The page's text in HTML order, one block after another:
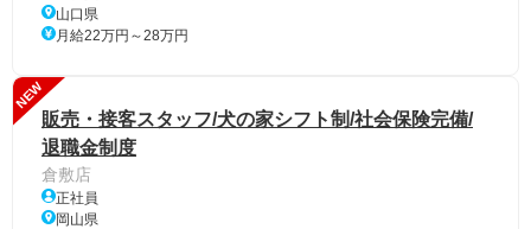
山口県
月給22万円～28万円
NEW
販売・接客スタッフ/犬の家シフト制/社会保険完備/
退職金制度
倉敷店
正社員
岡山県